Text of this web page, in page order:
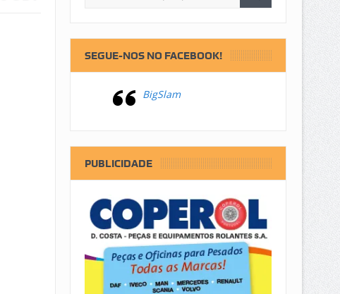
SEGUE-NOS NO FACEBOOK!
BigSlam
PUBLICIDADE